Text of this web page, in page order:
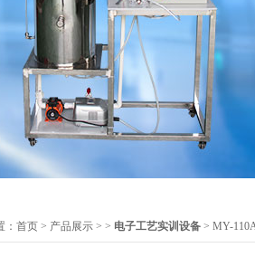
首页 > 产品展示 > > 电子工艺实训设备 > MY-